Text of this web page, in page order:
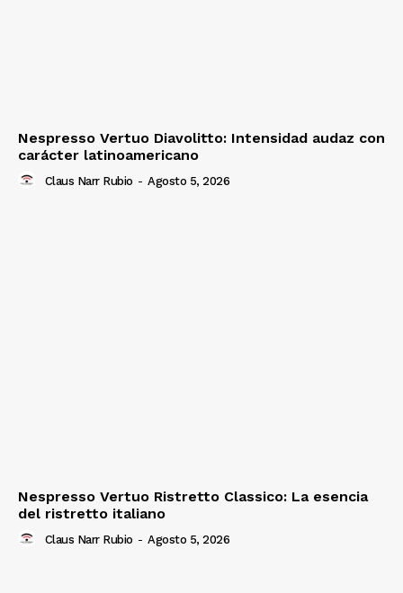
Nespresso Vertuo Diavolitto: Intensidad audaz con
carácter latinoamericano
Claus Narr Rubio - Agosto 5, 2026
Nespresso Vertuo Ristretto Classico: La esencia
del ristretto italiano
Claus Narr Rubio - Agosto 5, 2026